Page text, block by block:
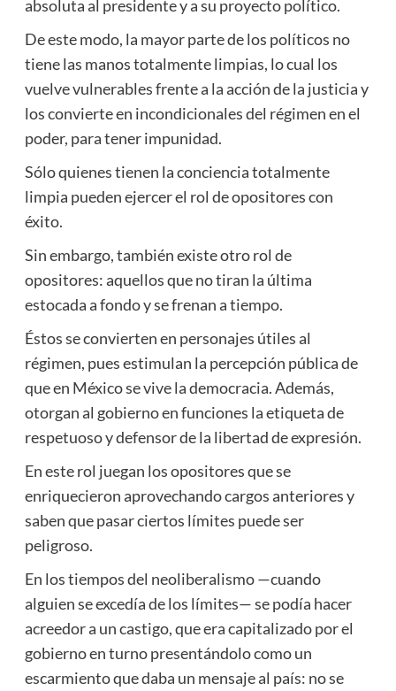
absoluta al presidente y a su proyecto político.
De este modo, la mayor parte de los políticos no
tiene las manos totalmente limpias, lo cual los
vuelve vulnerables frente a la acción de la justicia y
los convierte en incondicionales del régimen en el
poder, para tener impunidad.
Sólo quienes tienen la conciencia totalmente
limpia pueden ejercer el rol de opositores con
éxito.
Sin embargo, también existe otro rol de
opositores: aquellos que no tiran la última
estocada a fondo y se frenan a tiempo.
Éstos se convierten en personajes útiles al
régimen, pues estimulan la percepción pública de
que en México se vive la democracia. Además,
otorgan al gobierno en funciones la etiqueta de
respetuoso y defensor de la libertad de expresión.
En este rol juegan los opositores que se
enriquecieron aprovechando cargos anteriores y
saben que pasar ciertos límites puede ser
peligroso.
En los tiempos del neoliberalismo —cuando
alguien se excedía de los límites— se podía hacer
acreedor a un castigo, que era capitalizado por el
gobierno en turno presentándolo como un
escarmiento que daba un mensaje al país: no se